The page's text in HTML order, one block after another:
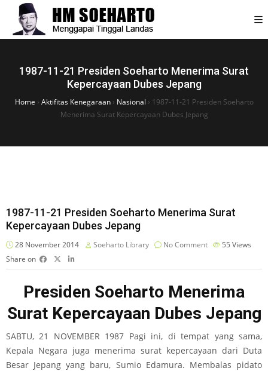
1987-11-21 Presiden Soeharto Menerima Surat
Kepercayaan Dubes Jepang
Home › Aktifitas Kenegaraan› Nasional › 1987-11-21 Presiden Soeharto
Menerima Surat Kepercayaan Dubes Jepang
1987-11-21 Presiden Soeharto Menerima Surat
Kepercayaan Dubes Jepang
28 November 2014 Soeharto Library No Comment 55 Views
Share on
Presiden Soeharto Menerima
Surat Kepercayaan Dubes Jepang
SABTU, 21 NOVEMBER 1987 Pagi ini, di tempat yang sama,
Kepala Negara juga menerima surat kepercayaan dari Duta
Besar Jepang yang baru, Sumio Edamura. Membalas pidato